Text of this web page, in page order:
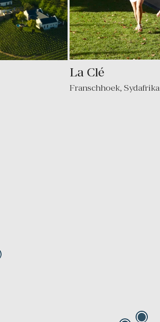
La Clé
Franschhoek, Sydafrika